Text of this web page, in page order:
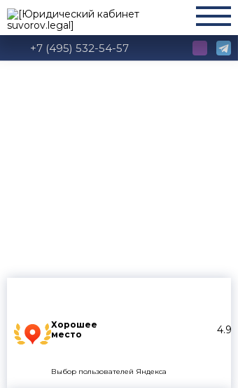
+7 (495) 532-54-57
Хорошее
место
4.9
Выбор пользователей Яндекса